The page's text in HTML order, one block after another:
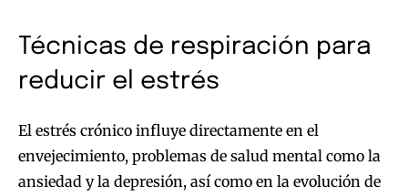
Técnicas de respiración para
reducir el estrés
El estrés crónico influye directamente en el
envejecimiento, problemas de salud mental como la
ansiedad y la depresión, así como en la evolución de